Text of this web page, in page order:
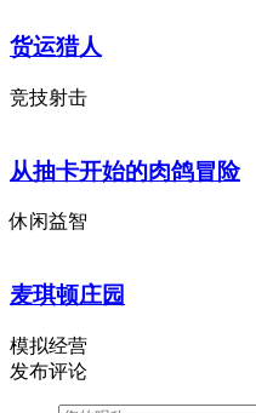
货运猎人
竞技射击
从抽卡开始的肉鸽冒险
休闲益智
麦琪顿庄园
模拟经营
发布评论